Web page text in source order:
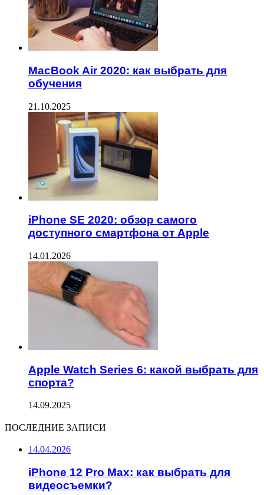
MacBook Air 2020: как выбрать для
обучения
21.10.2025
iPhone SE 2020: обзор самого
доступного смартфона от Apple
14.01.2026
Apple Watch Series 6: какой выбрать для
спорта?
14.09.2025
ПОСЛЕДНИЕ ЗАПИСИ
14.04.2026
iPhone 12 Pro Max: как выбрать для
видеосъемки?